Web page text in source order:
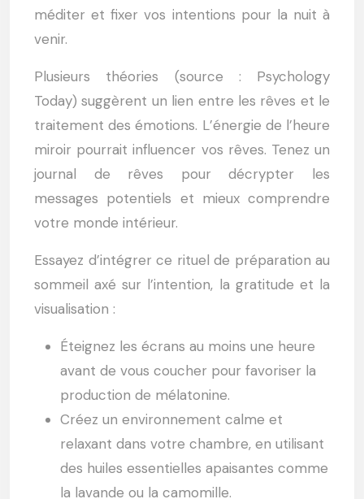
méditer et fixer vos intentions pour la nuit à
venir.
Plusieurs théories (source : Psychology
Today) suggèrent un lien entre les rêves et le
traitement des émotions. L’énergie de l’heure
miroir pourrait influencer vos rêves. Tenez un
journal de rêves pour décrypter les
messages potentiels et mieux comprendre
votre monde intérieur.
Essayez d’intégrer ce rituel de préparation au
sommeil axé sur l’intention, la gratitude et la
visualisation :
Éteignez les écrans au moins une heure
avant de vous coucher pour favoriser la
production de mélatonine.
Créez un environnement calme et
relaxant dans votre chambre, en utilisant
des huiles essentielles apaisantes comme
la lavande ou la camomille.